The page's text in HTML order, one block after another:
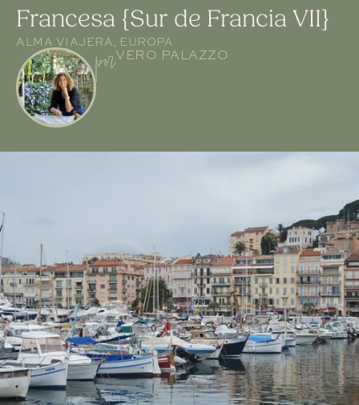
Francesa {Sur de Francia VII}
ALMA VIAJERA EUROPA
porVERO PALAZZO